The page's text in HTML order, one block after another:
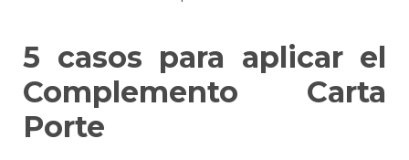
5 casos para aplicar el
Complemento Carta
Porte